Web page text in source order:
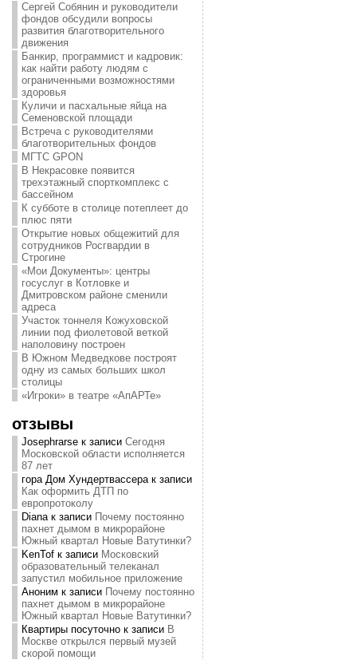
Сергей Собянин и руководители
фондов обсудили вопросы
развития благотворительного
движения
Банкир, программист и кадровик:
как найти работу людям с
ограниченными возможностями
здоровья
Куличи и пасхальные яйца на
Семеновской площади
Встреча с руководителями
благотворительных фондов
МГТС GPON
В Некрасовке появится
трехэтажный спорткомплекс с
бассейном
К субботе в столице потеплеет до
плюс пяти
Открытие новых общежитий для
сотрудников Росгвардии в
Строгине
«Мои Документы»: центры
госуслуг в Котловке и
Дмитровском районе сменили
адреса
Участок тоннеля Кожуховской
линии под фиолетовой веткой
наполовину построен
В Южном Медведкове построят
одну из самых больших школ
столицы
«Игроки» в театре «АпАРТе»
отзывы
Josephrarseк записи Сегодня
Московской области исполняется
87 лет
гора Дом Хундертвассерак записи
Как оформить ДТП по
европротоколу
Dianaк записи Почему постоянно
пахнет дымом в микрорайоне
Южный квартал Новые Ватутинки?
KenTofк записи Московский
образовательный телеканал
запустил мобильное приложение
Аноним к записи Почему постоянно
пахнет дымом в микрорайоне
Южный квартал Новые Ватутинки?
Квартиры посуточнок записи В
Москве открылся первый музей
скорой помощи